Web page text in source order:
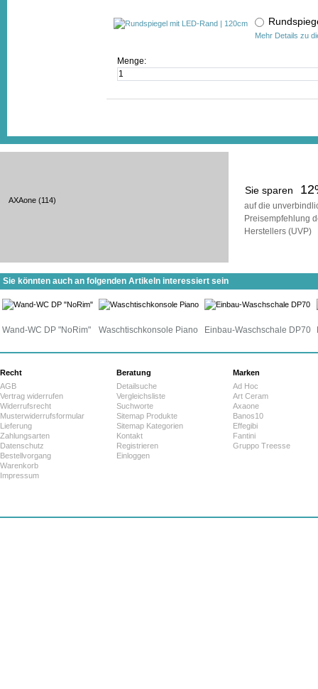
Mehr Details zu
Menge:
Sie sparen
auf die
Preisempfehlung
Herstellers (UVP)
AXAone (114)
Sie könnten auch an folgenden Artikeln interessiert sein
Wand-WC DP "NoRim" Waschtischkonsole Piano Einbau-Waschschale DP70
Recht
AGB
Vertrag widerrufen
Widerrufsrecht
Musterwiderrufsformular
Lieferung
Zahlungsarten
Datenschutz
Bestellvorgang
Warenkorb
Impressum
Beratung
Detailsuche
Vergleichsliste
Suchworte
Sitemap Produkte
Sitemap Kategorien
Kontakt
Registrieren
Einloggen
Marken
Ad Hoc
Art Ceram
Axaone
Banos10
Effegibi
Fantini
Gruppo Treesse